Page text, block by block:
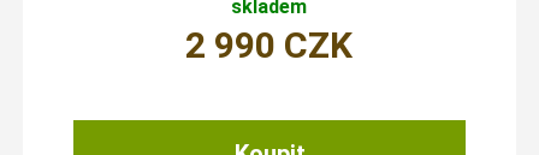
skladem
2 990 CZK